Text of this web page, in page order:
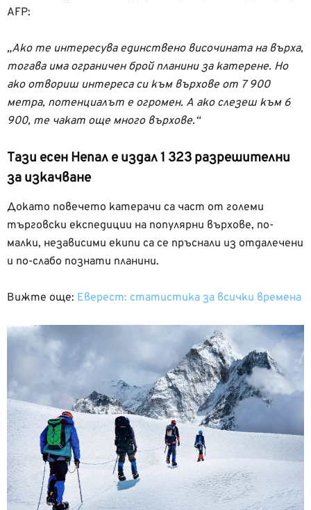
AFP:
„Ако те интересува единствено височината на върха,
тогава има ограничен брой планини за катерене. Но
ако отвориш интереса си към върхове от 7 900
метра, потенциалът е огромен. А ако слезеш към 6
900, те чакат още много върхове.“
Тази есен Непал е издал 1 323 разрешителни
за изкачване
Докато повечето катерачи са част от големи
търговски експедиции на популярни върхове, по-
малки, независими екипи са се пръснали из отдалечени
и по-слабо познати планини.
Вижте още: Еверест: статистика за всички времена